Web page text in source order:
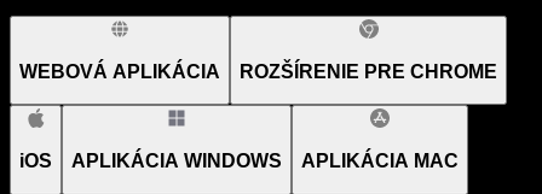
WEBOVÁ APLIKÁCIA ROZŠÍRENIE PRE CHROME
iOS APLIKÁCIA WINDOWS APLIKÁCIA MAC